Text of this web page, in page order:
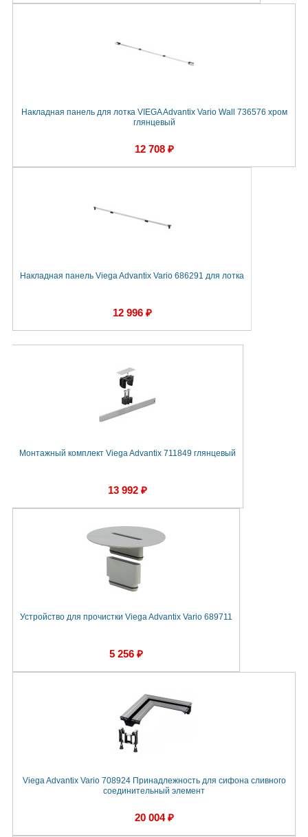
Накладная панель для лотка VIEGA Advantix Vario Wall 736576 хром
глянцевый
12 708 ₽
Накладная панель Viega Advantix Vario 686291 для лотка
12 996 ₽
Монтажный комплект Viega Advantix 711849 глянцевый
13 992 ₽
Устройство для прочистки Viega Advantix Vario 689711
5 256 ₽
Viega Advantix Vario 708924 Принадлежность для сифона сливного
соединительный элемент
20 004 ₽